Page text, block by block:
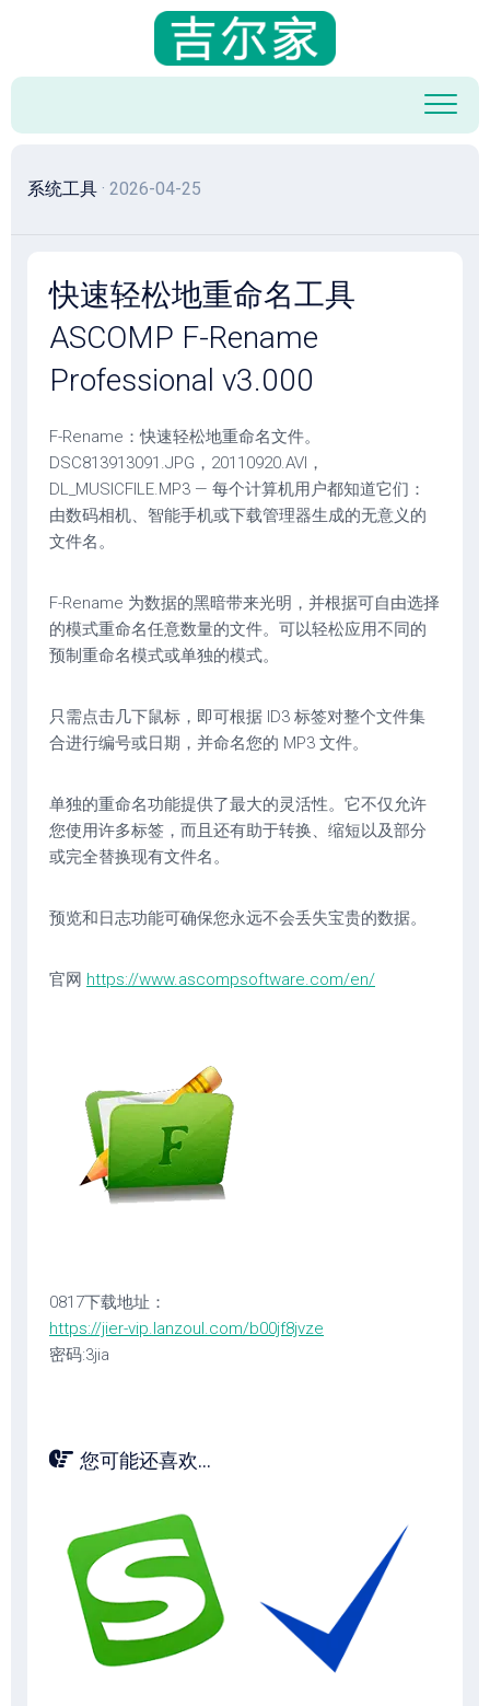
容
系统工具 · 2026-04-25
快速轻松地重命名工具
ASCOMP F-Rename
Professional v3.000
F-Rename：快速轻松地重命名文件。
DSC813913091.JPG，20110920.AVI，
DL_MUSICFILE.MP3 — 每个计算机用户都知道它们：
由数码相机、智能手机或下载管理器生成的无意义的
文件名。
F-Rename 为数据的黑暗带来光明，并根据可自由选择
的模式重命名任意数量的文件。可以轻松应用不同的
预制重命名模式或单独的模式。
只需点击几下鼠标，即可根据 ID3 标签对整个文件集
合进行编号或日期，并命名您的 MP3 文件。
单独的重命名功能提供了最大的灵活性。它不仅允许
您使用许多标签，而且还有助于转换、缩短以及部分
或完全替换现有文件名。
预览和日志功能可确保您永远不会丢失宝贵的数据。
官网 https://www.ascompsoftware.com/en/
0817下载地址：
https://jier-vip.lanzoul.com/b00jf8jvze
密码:3jia
您可能还喜欢...